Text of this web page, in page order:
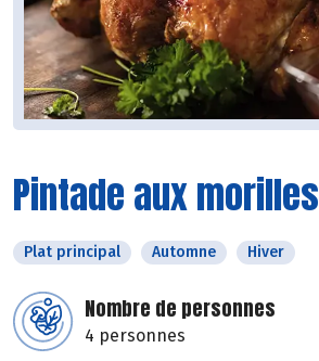
Pintade aux morilles
Plat principal Automne Hiver
Nombre de personnes
4 personnes